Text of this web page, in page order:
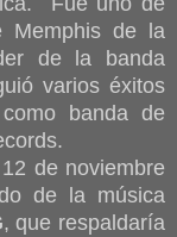
Memphis de la
de la banda
varios éxitos
banda de
de noviembre
de la música
, que respaldaría